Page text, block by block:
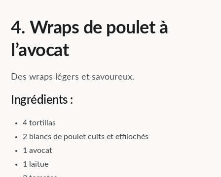
4. Wraps de poulet à
l’avocat
Des wraps légers et savoureux.
Ingrédients :
4 tortillas
2 blancs de poulet cuits et effilochés
1 avocat
1 laitue